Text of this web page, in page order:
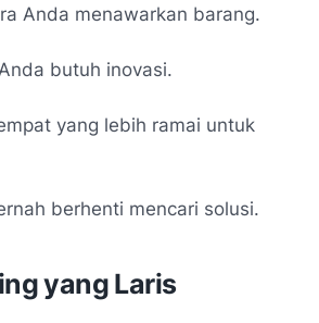
Anda menawarkan barang.
butuh inovasi.
yang lebih ramai untuk
berhenti mencari solusi.
yang Laris